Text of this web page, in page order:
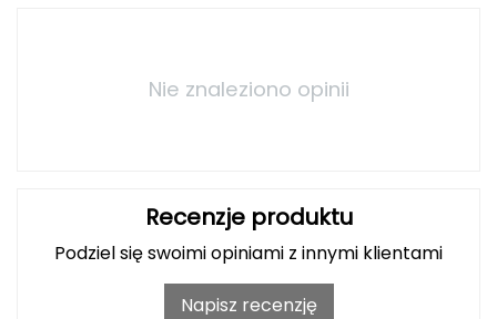
Hydro Flask
Nie znaleziono opinii
Recenzje produktu
Podziel się swoimi opiniami z innymi klientami
Napisz recenzję